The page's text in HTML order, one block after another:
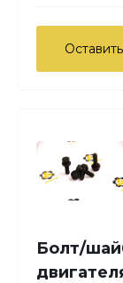
Болт/